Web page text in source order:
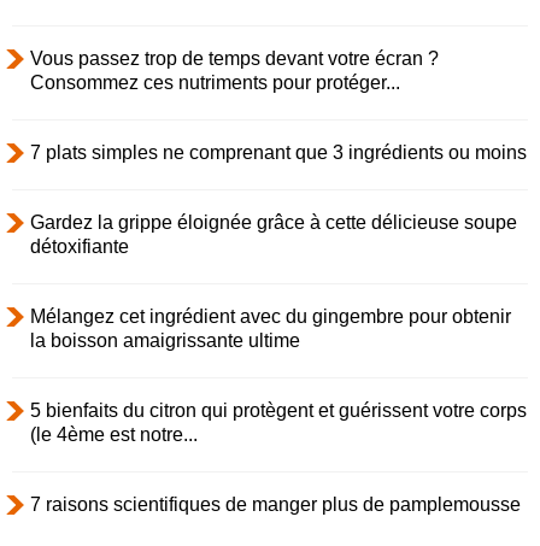
Vous passez trop de temps devant votre écran ?
Consommez ces nutriments pour protéger...
7 plats simples ne comprenant que 3 ingrédients ou moins
Gardez la grippe éloignée grâce à cette délicieuse soupe
détoxifiante
Mélangez cet ingrédient avec du gingembre pour obtenir
la boisson amaigrissante ultime
5 bienfaits du citron qui protègent et guérissent votre corps
(le 4ème est notre...
7 raisons scientifiques de manger plus de pamplemousse